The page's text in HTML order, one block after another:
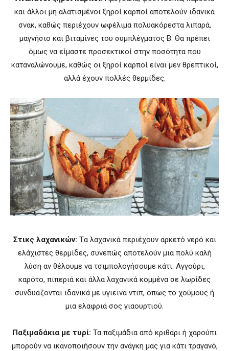
και άλλοι μη αλατισμένοι ξηροί καρποί αποτελούν ιδανικά
σνακ, καθώς περιέχουν ωφέλιμα πολυακόρεστα λιπαρά,
μαγνήσιο και βιταμίνες του συμπλέγματος Β. Θα πρέπει
όμως να είμαστε προσεκτικοί στην ποσότητα που
καταναλώνουμε, καθώς οι ξηροί καρποί είναι μεν θρεπτικοί,
αλλά έχουν πολλές θερμίδες.
Στικς λαχανικών: Tα λαχανικά περιέχουν αρκετό νερό και
ελάχιστες θερμίδες, συνεπώς αποτελούν μια πολύ καλή
λύση αν θέλουμε να τσιμπολογήσουμε κάτι. Αγγούρι,
καρότο, πιπεριά και άλλα λαχανικά κομμένα σε λωρίδες
συνδυάζονται ιδανικά με υγιεινά ντιπ, όπως το χούμους ή
μια ελαφριά σoς γιαουρτιού.
Παξιμαδάκια με τυρί: Τα παξιμάδια από κριθάρι ή χαρούπι
μπορούν να ικανοποιήσουν την ανάγκη μας για κάτι τραγανό,